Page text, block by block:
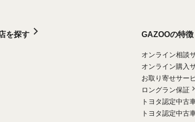
を探す GAZOOの特徴
オンライン相談
オンライン購入
お取り寄せサー
ロングラン保証
トヨタ認定中古
トヨタ認定中古